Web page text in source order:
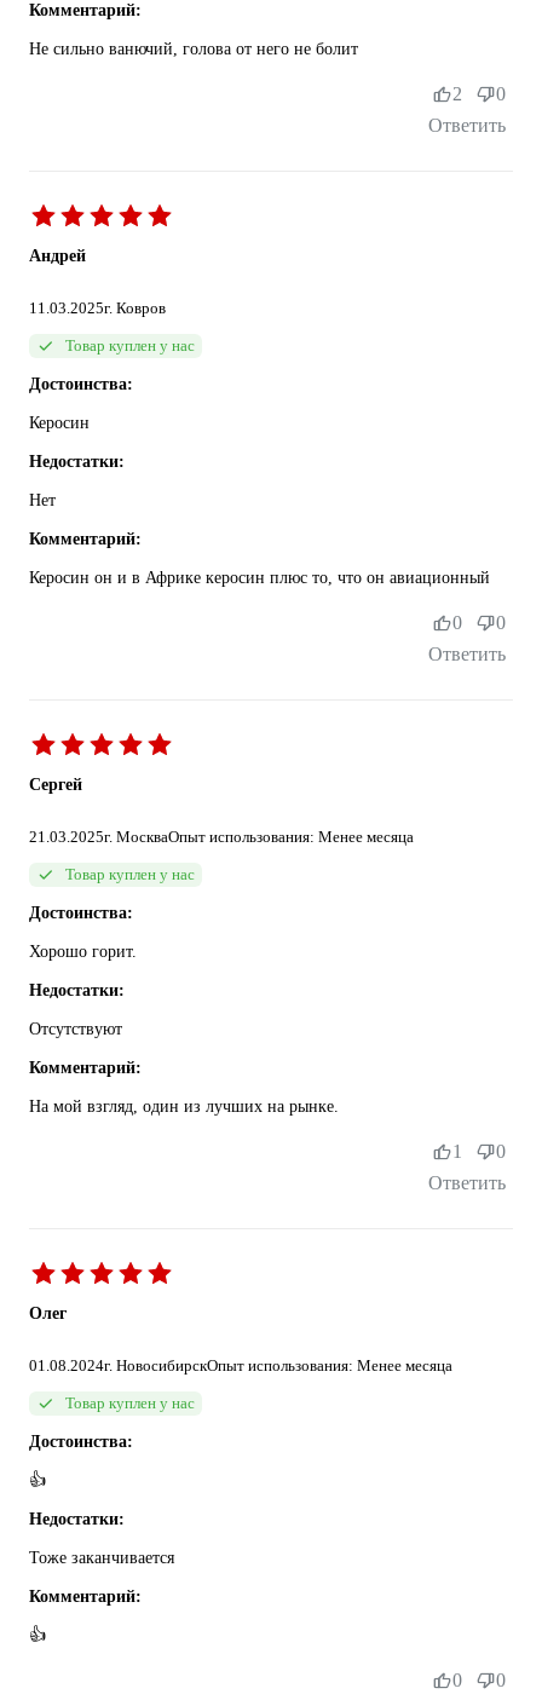
Комментарий:
Не сильно ванючий, голова от него не болит
Ответить
2 0
Андрей
11.03.2025г. Ковров
Товар куплен у нас
Достоинства:
Керосин
Недостатки:
Нет
Комментарий:
Керосин он и в Африке керосин плюс то, что он авиационный
Ответить
0 0
Сергей
21.03.2025г. МоскваОпыт использования: Менее месяца
Товар куплен у нас
Достоинства:
Хорошо горит.
Недостатки:
Отсутствуют
Комментарий:
На мой взгляд, один из лучших на рынке.
Ответить
1 0
Олег
01.08.2024г. НовосибирскОпыт использования: Менее месяца
Товар куплен у нас
Достоинства:
👍
Недостатки:
Тоже заканчивается
Комментарий:
👍
0 0